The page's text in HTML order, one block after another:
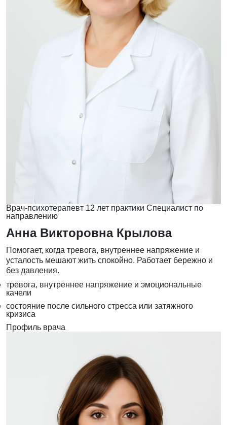
Врач-психотерапевт 12 лет практики Специалист по
направлению
Анна Викторовна Крылова
Помогает, когда тревога, внутреннее напряжение и
усталость мешают жить спокойно. Работает бережно и
без давления.
тревога, внутреннее напряжение и эмоциональные
качели
состояние после сильного стресса или затяжного
кризиса
Профиль врача